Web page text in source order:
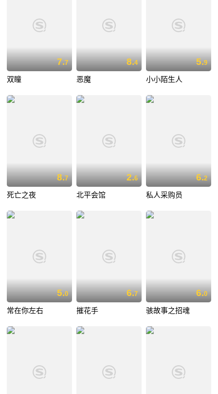
7.7
双瞳
8.4
恶魔
5.9
小小陌生人
8.7
死亡之夜
2.6
北平会馆
6.2
私人采购员
5.0
常在你左右
6.7
摧花手
6.0
骇故事之招魂